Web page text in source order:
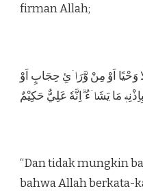
firman Allah;
وَحْيًا اَوْ مِنْ وَّرَاۤئِ حِجَابٍ اَوْ
مَا يَشَاۤءُ ۗاِنَّهٗ عَلِيٌّ حَكِيْمٌ
“Dan tidak mungkin
bahwa Allah berkata-